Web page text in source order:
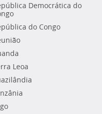
Democrática do
do Congo
Leoa